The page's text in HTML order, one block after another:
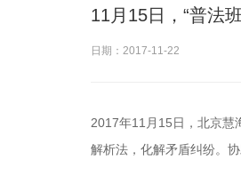
11月15日，“普法
日期：2017-11-22
2017年11月15日，北京慧
解析法，化解矛盾纠纷。